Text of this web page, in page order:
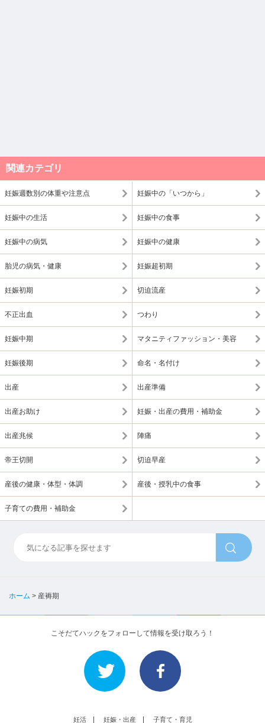
関連カテゴリ
妊娠週数別の体重や注意点 妊娠中の「いつから」
妊娠中の生活 妊娠中の食事
妊娠中の病気 妊娠中の健康
胎児の病気・健康 妊娠超初期
妊娠初期 切迫流産
不正出血 つわり
妊娠中期 マタニティファッション・美容
妊娠後期 命名・名付け
出産 出産準備
出産お助け 妊娠・出産の費用・補助金
出産兆候 陣痛
帝王切開 切迫早産
産後の健康・体型・体調 産後・授乳中の食事
子育ての費用・補助金
ホーム > 産褥期
こそだてハックをフォローして情報を受け取ろう！
妊活 妊娠・出産 子育て・育児